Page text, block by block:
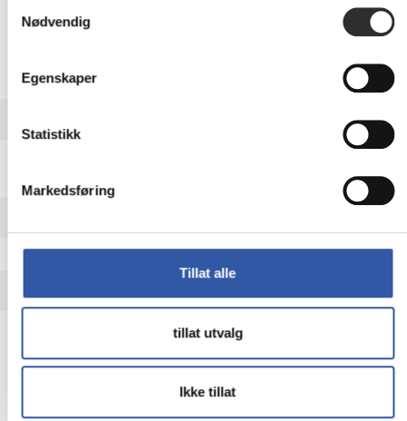
Nødvendig
Egenskaper
Statistikk
Markedsføring
Tillat alle
tillat utvalg
Ikke tillat
TEKNISK INFO
Produsentvarenummer
85R55AA